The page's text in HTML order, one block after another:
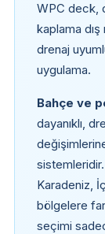
WPC deck,
kaplama dış
drenaj
uygulama.
Bahçe ve
dayanıklı,
Karadeniz,
bölgelere
seçimi